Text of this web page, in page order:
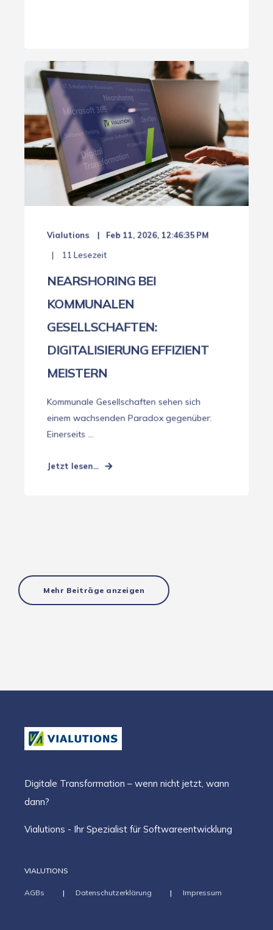
Vialutions Feb 11, 2026, 12:46:35 PM
11 Lesezeit
NEARSHORING BEI
KOMMUNALEN
GESELLSCHAFTEN:
DIGITALISIERUNG EFFIZIENT
MEISTERN
Kommunale Gesellschaften sehen sich
einem wachsenden Paradox gegenüber:
Einerseits ...
Jetzt lesen...
Mehr Beiträge anzeigen
Digitale Transformation – wenn nicht jetzt, wann
dann?
Vialutions - Ihr Spezialist für Softwareentwicklung
VIALUTIONS
AGBs Datenschutzerklärung Impressum